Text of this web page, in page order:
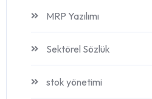
MRP Yazılımı
Sektörel Sözlük
stok yönetimi